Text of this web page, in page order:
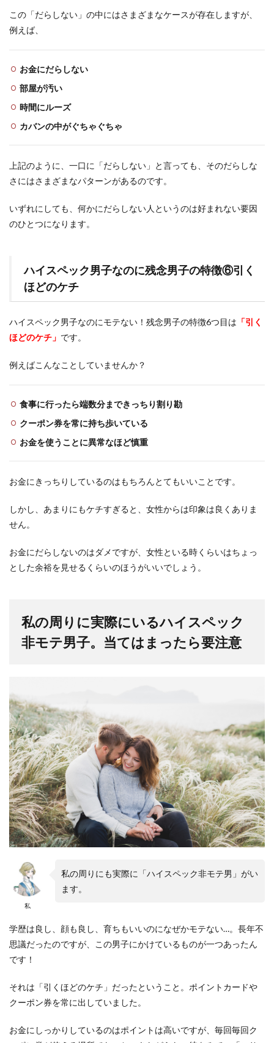
この「だらしない」の中にはさまざまなケースが存在しますが、
例えば、
お金にだらしない
部屋が汚い
時間にルーズ
カバンの中がぐちゃぐちゃ
上記のように、一口に「だらしない」と言っても、そのだらしな
さにはさまざまなパターンがあるのです。
いずれにしても、何かにだらしない人というのは好まれない要因
のひとつになります。
ハイスペック男子なのに残念男子の特徴⑥引く
ほどのケチ
ハイスペック男子なのにモテない！残念男子の特徴6つ目は 「引く
ほどのケチ」 です。
例えばこんなことしていませんか？
食事に行ったら端数分まできっちり割り勘
クーポン券を常に持ち歩いている
お金を使うことに異常なほど慎重
お金にきっちりしているのはもちろんとてもいいことです。
しかし、あまりにもケチすぎると、女性からは印象は良くありま
せん。
お金にだらしないのはダメですが、女性といる時くらいはちょっ
とした余裕を見せるくらいのほうがいいでしょう。
私の周りに実際にいるハイスペック
非モテ男子。当てはまったら要注意
私
私の周りにも実際に「ハイスペック非モテ男」がい
ます。
学歴は良し、顔も良し、育ちもいいのになぜかモテない…。長年不
思議だったのですが、この男子にかけているものが一つあったん
です！
それは「引くほどのケチ」だったということ。ポイントカードや
クーポン券を常に出していました。
お金にしっかりしているのはポイントは高いですが、毎回毎回ク